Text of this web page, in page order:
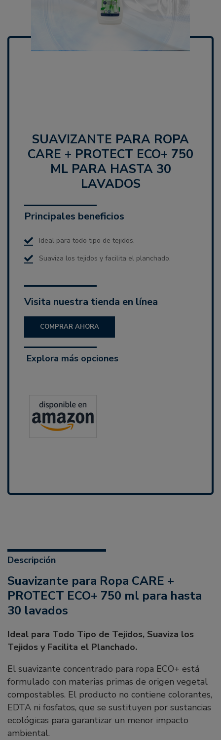
SUAVIZANTE PARA ROPA
CARE + PROTECT ECO+ 750
ML PARA HASTA 30
LAVADOS
Principales beneficios
Ideal para todo tipo de tejidos.
Suaviza los tejidos y facilita el planchado.
Visita nuestra tienda en línea
COMPRAR AHORA
Explora más opciones
Descripción
Suavizante para Ropa CARE +
PROTECT ECO+ 750 ml para hasta
30 lavados
Ideal para Todo Tipo de Tejidos, Suaviza los
Tejidos y Facilita el Planchado.
El suavizante concentrado para ropa ECO+ está
formulado con materias primas de origen vegetal
compostables. El producto no contiene colorantes,
EDTA ni fosfatos, que se sustituyen por sustancias
ecológicas para garantizar un menor impacto
ambiental.